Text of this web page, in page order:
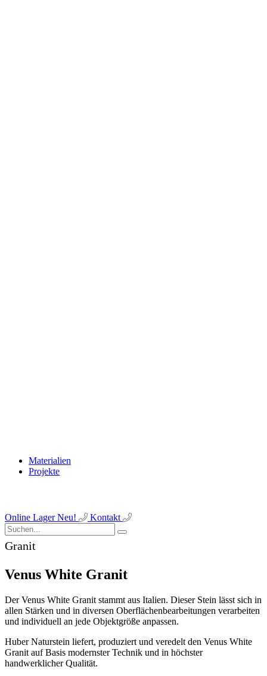
Materialien
Projekte
Online LagerNeu! Kontakt
Granit
Venus White Granit
Der Venus White Granit stammt aus Italien. Dieser Stein lässt sich in
allen Stärken und in diversen Oberflächenbearbeitungen verarbeiten
und individuell an jede Objektgröße anpassen.
Huber Naturstein liefert, produziert und veredelt den Venus White
Granit auf Basis modernster Technik und in höchster
handwerklicher Qualität.